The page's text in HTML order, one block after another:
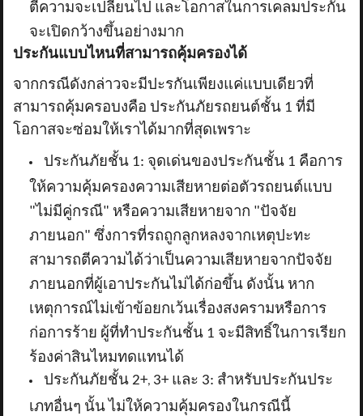
ตีความจะเปลี่ยนไป และโอกาสในการเคลมประกัน
จะเปิดกว้างขึ้นอย่างมาก
ประกันแบบไหนที่สามารถคุ้มครองได้
จากกรณีดังกล่าวจะมีปะรกันเพียงแค่แบบเดียวที่
สามารถคุ้มครอบงคือ ประกันภัยรถยนต์ชั้น 1 ที่มี
โอกาสจะซ่อมให้เราได้มากที่สุดเพราะ
ประกันภัยชั้น 1: จุดเด่นของประกันชั้น 1 คือการ
ให้ความคุ้มครองความเสียหายต่อตัวรถยนต์แบบ
"ไม่มีคู่กรณี" หรือความเสียหายจาก "ปัจจัย
ภายนอก" ซึ่งการที่รถถูกลูกหลงจากเหตุปะทะ
สามารถตีความได้ว่าเป็นความเสียหายจากปัจจัย
ภายนอกที่ผู้เอาประกันไม่ได้ก่อขึ้น ดังนั้น หาก
เหตุการณ์ไม่เข้าข้อยกเว้นเรื่องสงครามหรือการ
ก่อการร้าย ผู้ที่ทำประกันชั้น 1 จะมีสิทธิ์ในการเรียก
ร้องค่าสินไหมทดแทนได้
ประกันภัยชั้น 2+, 3+ และ 3: สำหรับประกันประ
เภทอื่นๆ นั้น ไม่ให้ความคุ้มครองในกรณีนี้